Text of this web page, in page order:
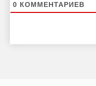
0 КОММЕНТАРИЕВ